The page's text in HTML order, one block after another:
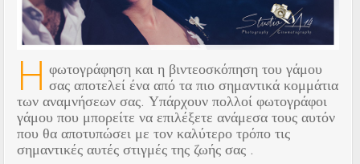
Η φωτογράφηση και η βιντεοσκόπηση του γάμου
σας αποτελεί ένα από τα πιο σημαντικά κομμάτια
των αναμνήσεων σας. Υπάρχουν πολλοί φωτογράφοι
γάμου που μπορείτε να επιλέξετε ανάμεσα τους αυτόν
που θα αποτυπώσει με τον καλύτερο τρόπο τις
σημαντικές αυτές στιγμές της ζωής σας .